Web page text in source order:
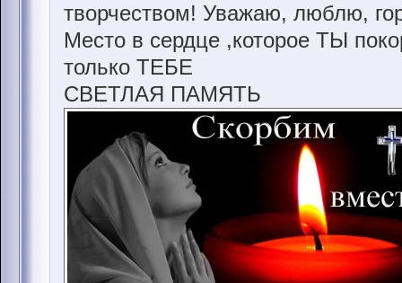
творчеством! Уважаю, люблю,
Место в сердце ,которое ТЫ
только ТЕБЕ
СВЕТЛАЯ ПАМЯТЬ